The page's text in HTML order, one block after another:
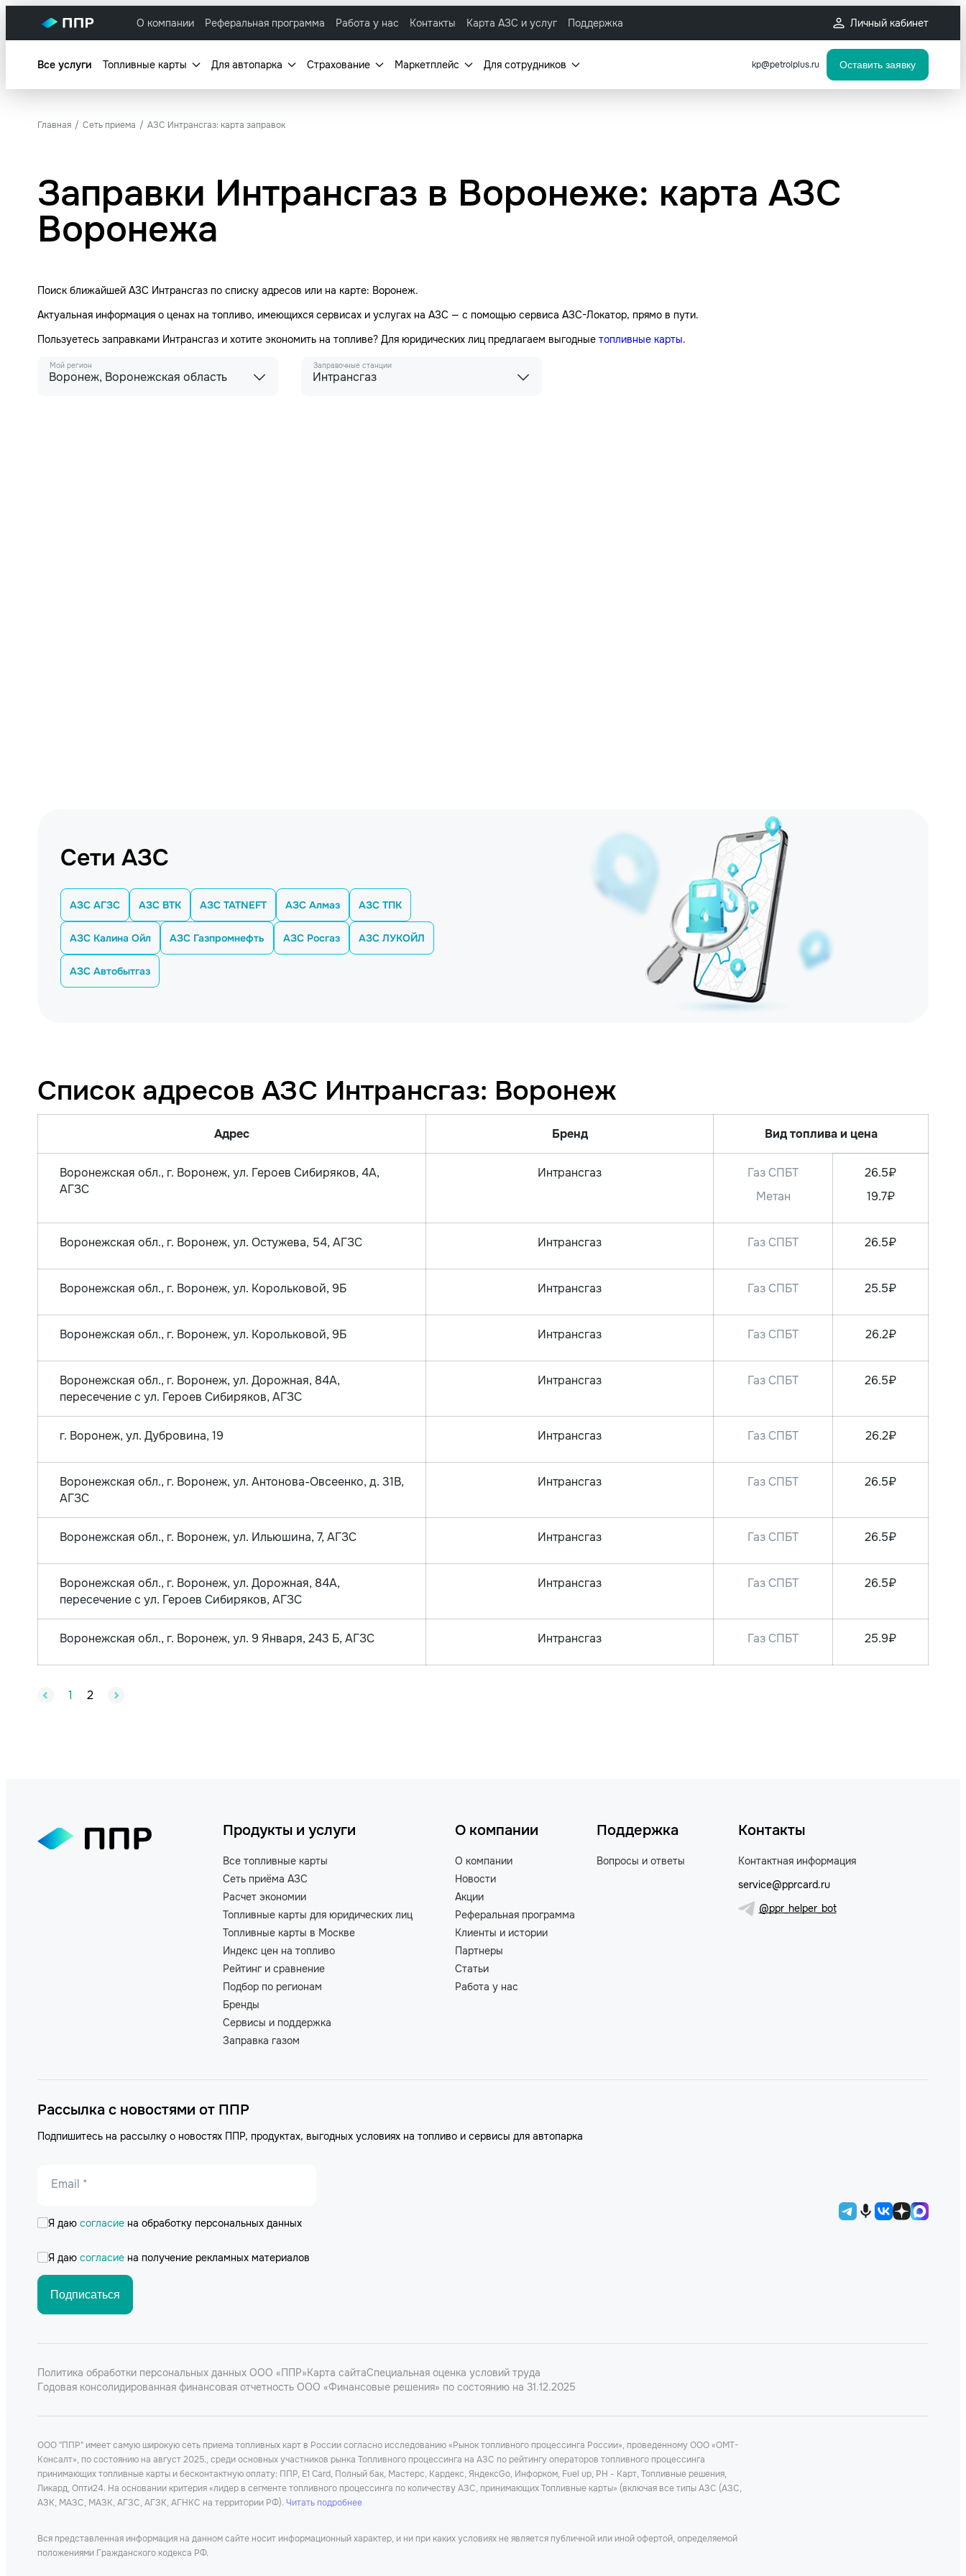
О компании Реферальная программа Работа у нас Контакты Карта АЗС и услуг Поддержка Личный кабинет
Все услуги Топливные карты Для автопарка Страхование Маркетплейс Для сотрудников kp@petrolplus.ru Оставить заявку
Главная Сеть приема АЗС Интрансгаз: карта заправок
Заправки Интрансгаз в Воронеже: карта АЗС
Воронежа
Поиск ближайшей АЗС Интрансгаз по списку адресов или на карте: Воронеж.
Актуальная информация о ценах на топливо, имеющихся сервисах и услугах на АЗС — с помощью сервиса АЗС-Локатор, прямо в пути.
Пользуетесь заправками Интрансгаз и хотите экономить на топливе? Для юридических лиц предлагаем выгодные топливные карты.
Мой регион
Воронеж, Воронежская область
Заправочные станции
Интрансгаз
Сети АЗС
АЗС АГЗС АЗС ВТК АЗС TATNEFT АЗС Алмаз АЗС ТПК
АЗС Калина Ойл АЗС Газпромнефть АЗС Росгаз АЗС ЛУКОЙЛ
АЗС Автобытгаз
Список адресов АЗС Интрансгаз: Воронеж
Адрес Бренд Вид топлива и цена
Воронежская обл., г. Воронеж, ул. Героев Сибиряков, 4А,
АГЗС
Интрансгаз
Газ СПБТ
Метан
26.5₽
19.7₽
Воронежская обл., г. Воронеж, ул. Остужева, 54, АГЗС Интрансгаз Газ СПБТ 26.5₽
Воронежская обл., г. Воронеж, ул. Корольковой, 9Б Интрансгаз Газ СПБТ 25.5₽
Воронежская обл., г. Воронеж, ул. Корольковой, 9Б Интрансгаз Газ СПБТ 26.2₽
Воронежская обл., г. Воронеж, ул. Дорожная, 84А,
пересечение с ул. Героев Сибиряков, АГЗС
Интрансгаз Газ СПБТ 26.5₽
г. Воронеж, ул. Дубровина, 19 Интрансгаз Газ СПБТ 26.2₽
Воронежская обл., г. Воронеж, ул. Антонова-Овсеенко, д. 31В,
АГЗС
Интрансгаз Газ СПБТ 26.5₽
Воронежская обл., г. Воронеж, ул. Ильюшина, 7, АГЗС Интрансгаз Газ СПБТ 26.5₽
Воронежская обл., г. Воронеж, ул. Дорожная, 84А,
пересечение с ул. Героев Сибиряков, АГЗС
Интрансгаз Газ СПБТ 26.5₽
Воронежская обл., г. Воронеж, ул. 9 Января, 243 Б, АГЗС Интрансгаз Газ СПБТ 25.9₽
1 2
Продукты и услуги
Все топливные карты
Сеть приёма АЗС
Расчет экономии
Топливные карты для юридических лиц
Топливные карты в Москве
Индекс цен на топливо
Рейтинг и сравнение
Подбор по регионам
Бренды
Сервисы и поддержка
Заправка газом
О компании
О компании
Новости
Акции
Реферальная программа
Клиенты и истории
Партнеры
Статьи
Работа у нас
Поддержка
Вопросы и ответы
Контакты
Контактная информация
service@pprcard.ru
@ppr_helper_bot
Рассылка с новостями от ППР
Подпишитесь на рассылку о новостях ППР, продуктах, выгодных условиях на топливо и сервисы для автопарка
Email *
Я даю согласие на обработку персональных данных
Я даю согласие на получение рекламных материалов
Подписаться
Политика обработки персональных данных ООО «ППР»Карта сайтаСпециальная оценка условий труда
Годовая консолидированная финансовая отчетность ООО «Финансовые решения» по состоянию на 31.12.2025
ООО "ППР" имеет самую широкую сеть приема топливных карт в России согласно исследованию «Рынок топливного процессинга России», проведенному ООО «ОМТ-
Консалт», по состоянию на август 2025., среди основных участников рынка Топливного процессинга на АЗС по рейтингу операторов топливного процессинга
принимающих топливные карты и бесконтактную оплату: ППР, Е1 Card, Полный бак, Мастерс, Кардекс, ЯндексGo, Инфорком, Fuel up, РН - Карт, Топливные решения,
Ликард, Опти24. На основании критерия «лидер в сегменте топливного процессинга по количеству АЗС, принимающих Топливные карты» (включая все типы АЗС (АЗС,
АЗК, МАЗС, МАЗК, АГЗС, АГЗК, АГНКС на территории РФ). Читать подробнее
Вся представленная информация на данном сайте носит информационный характер, и ни при каких условиях не является публичной или иной офертой, определяемой
положениями Гражданского кодекса РФ.